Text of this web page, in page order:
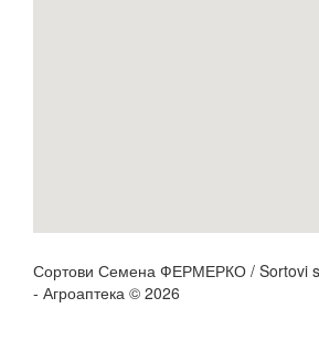
Сортови Семена ФЕРМЕРКО / Sortovi
- Агроаптека © 2026